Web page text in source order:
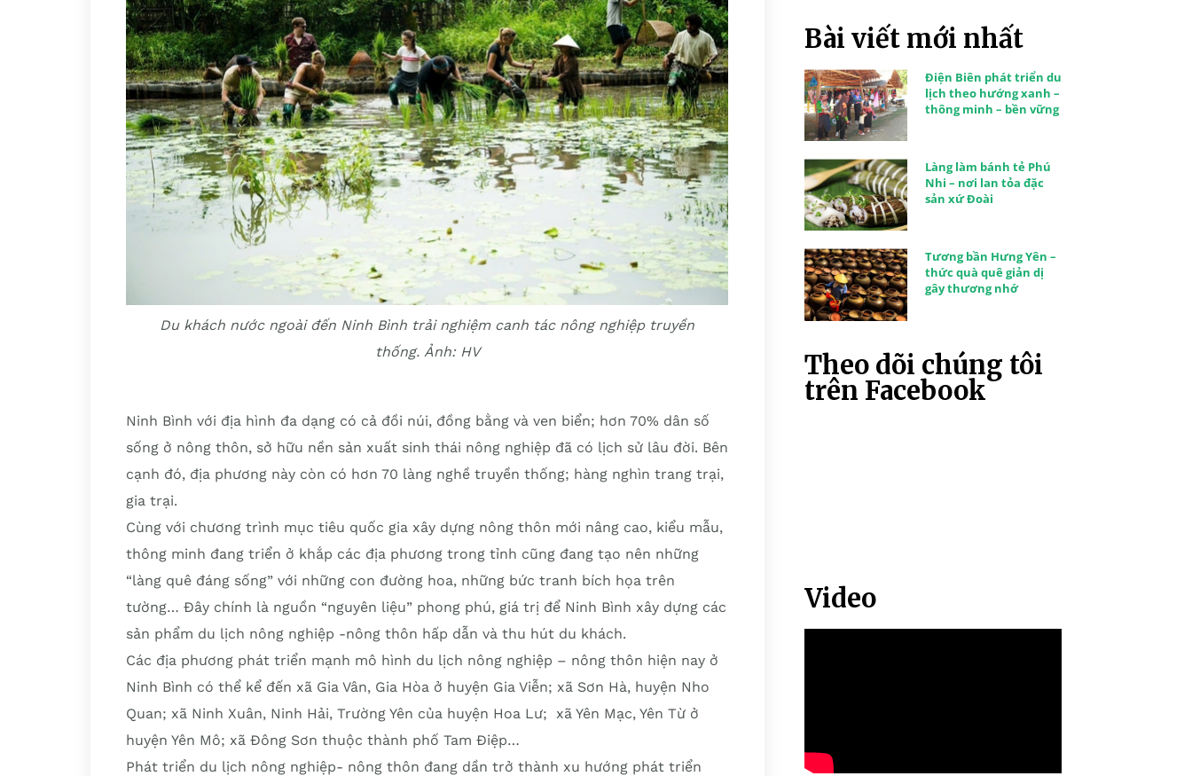
Du khách nước ngoài đến Ninh Bình trải nghiệm canh tác nông nghiệp truyền
thống. Ảnh: HV
Ninh Bình với địa hình đa dạng có cả đồi núi, đồng bằng và ven biển; hơn 70% dân số
sống ở nông thôn, sở hữu nền sản xuất sinh thái nông nghiệp đã có lịch sử lâu đời. Bên
cạnh đó, địa phương này còn có hơn 70 làng nghề truyền thống; hàng nghìn trang trại,
gia trại.
Cùng với chương trình mục tiêu quốc gia xây dựng nông thôn mới nâng cao, kiểu mẫu,
thông minh đang triển ở khắp các địa phương trong tỉnh cũng đang tạo nên những
“làng quê đáng sống” với những con đường hoa, những bức tranh bích họa trên
tường… Đây chính là nguồn “nguyên liệu” phong phú, giá trị để Ninh Bình xây dựng các
sản phẩm du lịch nông nghiệp -nông thôn hấp dẫn và thu hút du khách.
Các địa phương phát triển mạnh mô hình du lịch nông nghiệp – nông thôn hiện nay ở
Ninh Bình có thể kể đến xã Gia Vân, Gia Hòa ở huyện Gia Viễn; xã Sơn Hà, huyện Nho
Quan; xã Ninh Xuân, Ninh Hải, Trường Yên của huyện Hoa Lư; xã Yên Mạc, Yên Từ ở
huyện Yên Mô; xã Đông Sơn thuộc thành phố Tam Điệp…
Phát triển du lịch nông nghiệp- nông thôn đang dần trở thành xu hướng phát triển
Bài viết mới nhất
Điện Biên phát triển du
lịch theo hướng xanh –
thông minh – bền vững
Làng làm bánh tẻ Phú
Nhi – nơi lan tỏa đặc
sản xứ Đoài
Tương bần Hưng Yên –
thức quà quê giản dị
gây thương nhớ
Theo dõi chúng tôi
trên Facebook
Video